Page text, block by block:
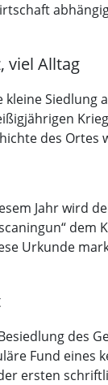
viel Alltag
des
Jahr
Urkunde
des
Fund eines
ersten